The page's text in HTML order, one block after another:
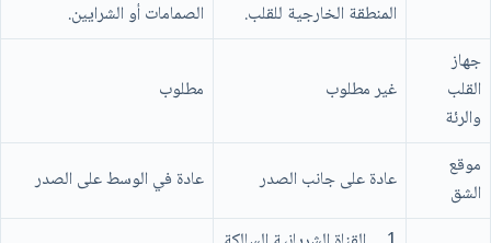
المنطقة الخارجية للقلب.
الصمامات أو الشرايين.
جهاز
القلب
والرئة
غير مطلوب مطلوب
موقع
الشق
عادة على جانب الصدر عادة في الوسط على الصدر